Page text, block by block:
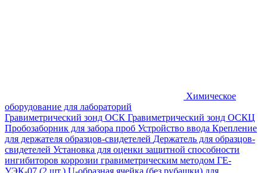
Химическое
оборудование для лабораторий
Гравиметрический зонд ОСК Гравиметрический зонд ОСКЦ
Пробозаборник для забора проб Устройство ввода Крепление
для держателя образцов-свидетелей Держатель для образцов-
свидетелей Установка для оценки защитной способности
ингибиторов коррозии гравиметрическим методом ГЕ-
УЭК-07 (2 шт.) U-образная ячейка (без рубашки) для